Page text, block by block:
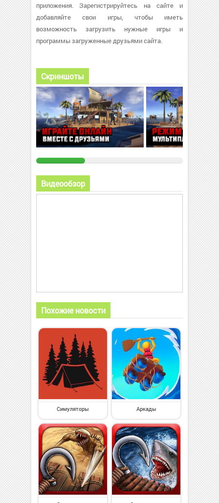
приложения. Зарегистрируйтесь на сайте и
добавляйте свои игры, чтобы иметь
возможность загрузить нужные игры и
программы загруженные друзьями сайта.
Скриншоты
Видеообзор
Похожие новости
Симуляторы Аркады